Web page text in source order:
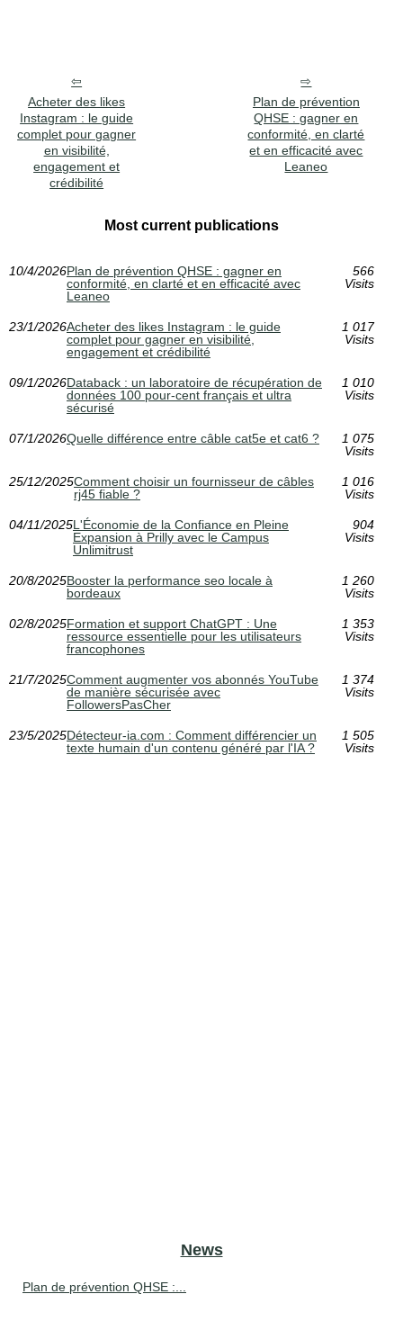
Acheter des likes
Instagram : le guide
complet pour gagner
en visibilité,
engagement et
crédibilité
Plan de prévention
QHSE : gagner en
conformité, en clarté
et en efficacité avec
Leaneo
Most current publications
10/4/2026Plan de prévention QHSE : gagner en
conformité, en clarté et en efficacité avec
Leaneo
566
Visits
23/1/2026Acheter des likes Instagram : le guide
complet pour gagner en visibilité,
engagement et crédibilité
1 017
Visits
09/1/2026Databack : un laboratoire de récupération de
données 100 pour-cent français et ultra
sécurisé
1 010
Visits
07/1/2026Quelle différence entre câble cat5e et cat6 ?
1 075
Visits
25/12/2025Comment choisir un fournisseur de câbles
rj45 fiable ?
1 016
Visits
04/11/2025L'Économie de la Confiance en Pleine
Expansion à Prilly avec le Campus
Unlimitrust
904
Visits
20/8/2025Booster la performance seo locale à
bordeaux
1 260
Visits
02/8/2025Formation et support ChatGPT : Une
ressource essentielle pour les utilisateurs
francophones
1 353
Visits
21/7/2025Comment augmenter vos abonnés YouTube
de manière sécurisée avec
FollowersPasCher
1 374
Visits
23/5/2025Détecteur-ia.com : Comment différencier un
texte humain d'un contenu généré par l'IA ?
1 505
Visits
News
Plan de prévention QHSE :...